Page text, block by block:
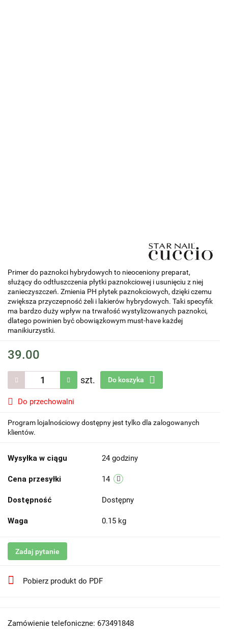
Primer do paznokci hybrydowych to nieoceniony preparat,
służący do odtłuszczenia płytki paznokciowej i usunięciu z niej
zanieczyszczeń. Zmienia PH płytek paznokciowych, dzięki czemu
zwiększa przyczepność żeli i lakierów hybrydowych. Taki specyfik
ma bardzo duży wpływ na trwałość wystylizowanych paznokci,
dlatego powinien być obowiązkowym must-have każdej
manikiurzystki.
39.00
szt. Do koszyka
Do przechowalni
Program lojalnościowy dostępny jest tylko dla zalogowanych
klientów.
Wysyłka w ciągu 24 godziny
Cena przesyłki 14
Dostępność Dostępny
Waga 0.15 kg
Zadaj pytanie
Pobierz produkt do PDF
Zamówienie telefoniczne: 673491848